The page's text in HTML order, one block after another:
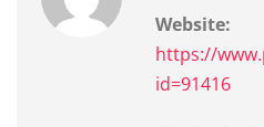
Website:
https://
id=91416